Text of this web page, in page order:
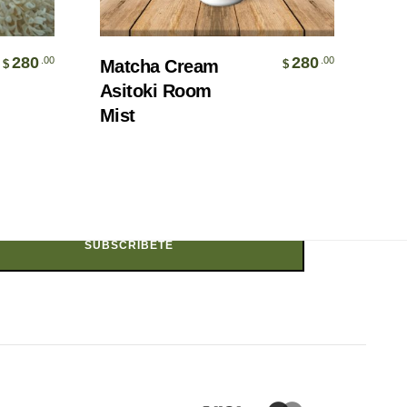
$ 280 .00
Matcha Cream
Asitoki Room
Mist
$ 280 .00
Conecta con Asitoki